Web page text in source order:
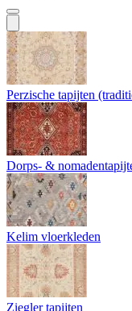
Perzische tapijten
Dorps- &
Kelim vloerkleden
Ziegler tapijten